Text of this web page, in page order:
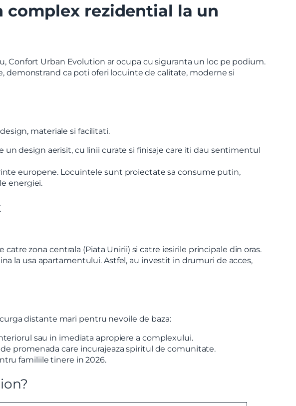
complex rezidential la un
Confort Urban Evolution ar ocupa cu siguranta un loc pe podium.
demonstrand ca poti oferi locuinte de calitate, moderne si
materiale si facilitati.
design aerisit, cu linii curate si finisaje care iti dau sentimentul
europene. Locuintele sunt proiectate sa consume putin,
energiei.
zona centrala (Piata Unirii) si catre iesirile principale din oras.
la usa apartamentului. Astfel, au investit in drumuri de acces,
distante mari pentru nevoile de baza:
sau in imediata apropiere a complexului.
promenada care incurajeaza spiritul de comunitate.
familiile tinere in 2026.
X